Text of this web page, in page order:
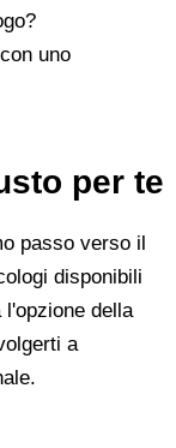
uno
per te
passo verso il
disponibili
della
a